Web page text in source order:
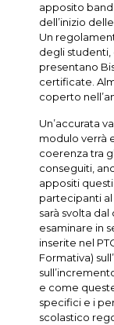
apposito
dell’inizio
Un
degli
presentano
certificate.
coperto
Un’accurata
modulo verrà
coerenza tra
conseguiti,
appositi
partecipanti
sarà svolta
esaminare in
inserite nel
Formativa)
e come
specifici e i
scolastico